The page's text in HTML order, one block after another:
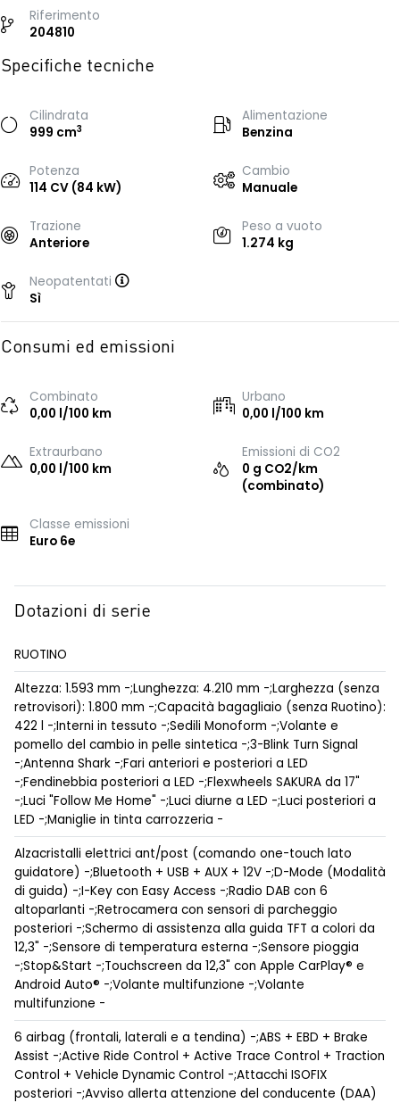
Riferimento
204810
Specifiche tecniche
Cilindrata
999 cm3
Alimentazione
Benzina
Potenza
114 CV (84 kW)
Cambio
Manuale
Trazione
Anteriore
Peso a vuoto
1.274 kg
Neopatentati
Sì
Consumi ed emissioni
Combinato
0,00 l/100 km
Urbano
0,00 l/100 km
Extraurbano
0,00 l/100 km
Emissioni di CO2
0 g CO2/km
(combinato)
Classe emissioni
Euro 6e
Dotazioni di serie
RUOTINO
Altezza: 1.593 mm -;Lunghezza: 4.210 mm -;Larghezza (senza
retrovisori): 1.800 mm -;Capacità bagagliaio (senza Ruotino):
422 l -;Interni in tessuto -;Sedili Monoform -;Volante e
pomello del cambio in pelle sintetica -;3-Blink Turn Signal
-;Antenna Shark -;Fari anteriori e posteriori a LED
-;Fendinebbia posteriori a LED -;Flexwheels SAKURA da 17"
-;Luci "Follow Me Home" -;Luci diurne a LED -;Luci posteriori a
LED -;Maniglie in tinta carrozzeria -
Alzacristalli elettrici ant/post (comando one-touch lato
guidatore) -;Bluetooth + USB + AUX + 12V -;D-Mode (Modalità
di guida) -;I-Key con Easy Access -;Radio DAB con 6
altoparlanti -;Retrocamera con sensori di parcheggio
posteriori -;Schermo di assistenza alla guida TFT a colori da
12,3" -;Sensore di temperatura esterna -;Sensore pioggia
-;Stop&Start -;Touchscreen da 12,3" con Apple CarPlay® e
Android Auto® -;Volante multifunzione -;Volante
multifunzione -
6 airbag (frontali, laterali e a tendina) -;ABS + EBD + Brake
Assist -;Active Ride Control + Active Trace Control + Traction
Control + Vehicle Dynamic Control -;Attacchi ISOFIX
posteriori -;Avviso allerta attenzione del conducente (DAA)